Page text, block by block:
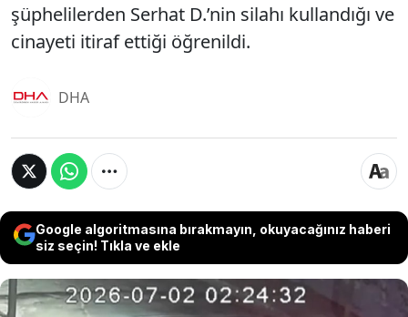
şüphelilerden Serhat D.’nin silahı kullandığı ve
cinayeti itiraf ettiği öğrenildi.
DHA
Google algoritmasına bırakmayın, okuyacağınız haberi
siz seçin! Tıkla ve ekle
Beylikdüzü’nde alacak meselesi nedeniyle uğradığı